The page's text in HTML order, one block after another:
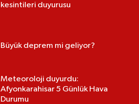
kesintileri duyurusu
Büyük deprem mi geliyor?
Meteoroloji duyurdu:
Afyonkarahisar 5 Günlük Hava
Durumu